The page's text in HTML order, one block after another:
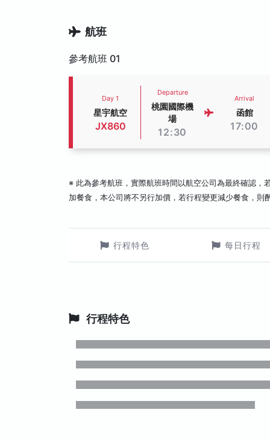
航班
參考航班 01
Day 1
星宇航空
JX860
Departure
桃園國際機
場
12:30
Arrival
函館
17:00
※ 此為參考航班，實際航班時間以航空公司為最終確認，
加餐食，本公司將不另行加價，若行程變更減少餐食，則
行程特色 每日行程
行程特色